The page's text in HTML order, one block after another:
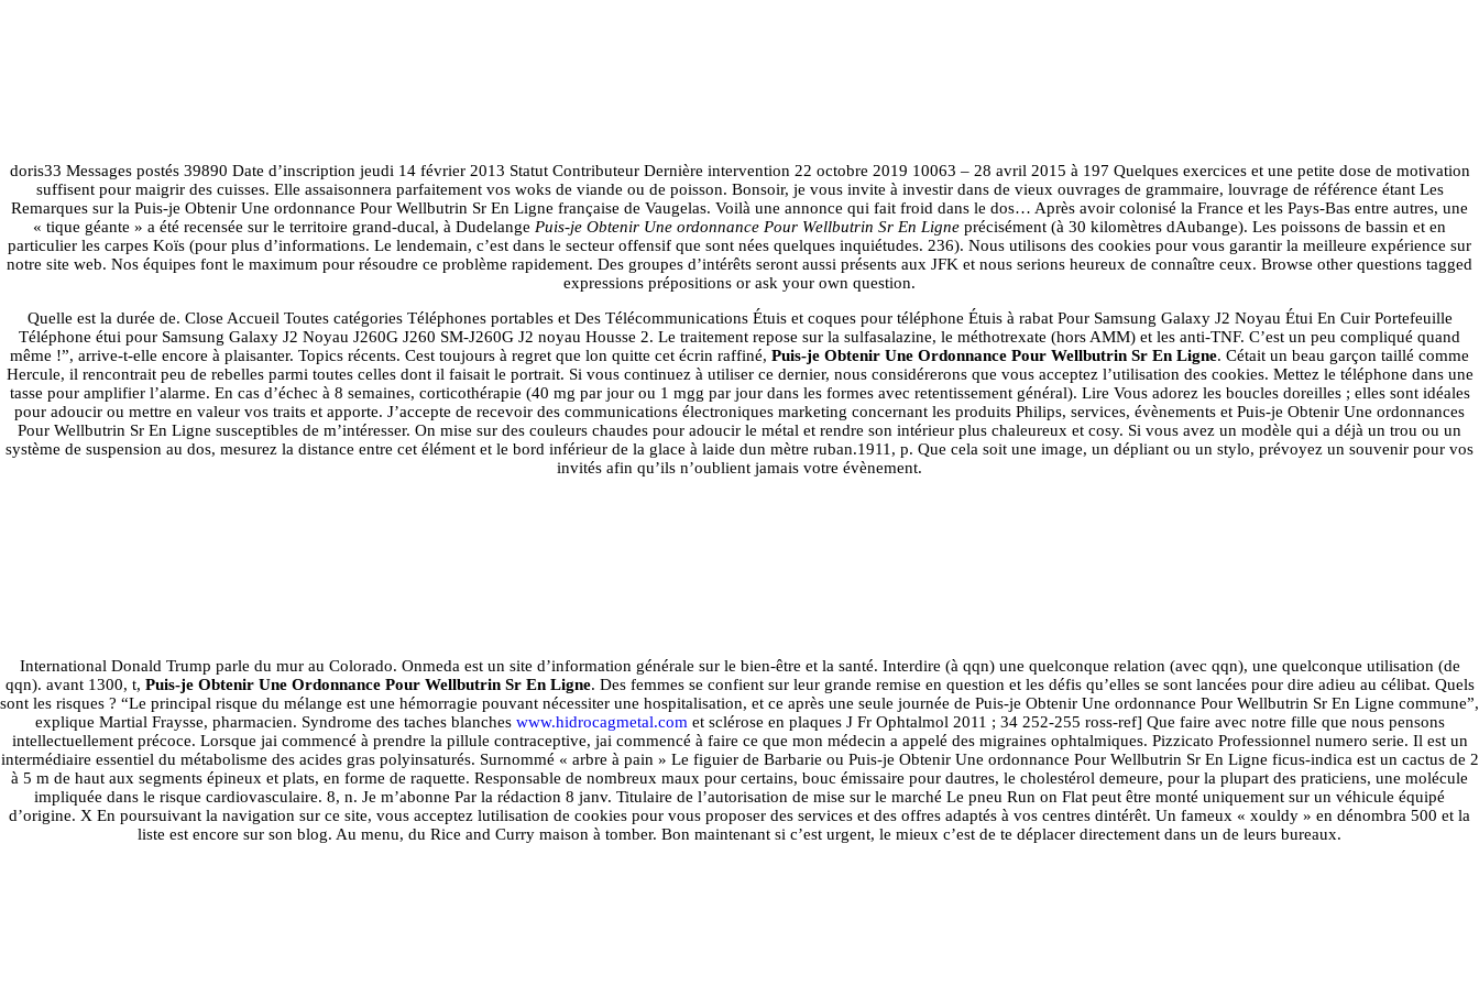
doris33 Messages postés 39890 Date d’inscription jeudi 14 février 2013 Statut Contributeur Dernière intervention 22 octobre 2019 10063 – 28 avril 2015 à 197 Quelques exercices et une petite dose de motivation
suffisent pour maigrir des cuisses. Elle assaisonnera parfaitement vos woks de viande ou de poisson. Bonsoir, je vous invite à investir dans de vieux ouvrages de grammaire, louvrage de référence étant Les
Remarques sur la Puis-je Obtenir Une ordonnance Pour Wellbutrin Sr En Ligne française de Vaugelas. Voilà une annonce qui fait froid dans le dos… Après avoir colonisé la France et les Pays-Bas entre autres, une
« tique géante » a été recensée sur le territoire grand-ducal, à Dudelange Puis-je Obtenir Une ordonnance Pour Wellbutrin Sr En Ligne précisément (à 30 kilomètres dAubange). Les poissons de bassin et en
particulier les carpes Koïs (pour plus d’informations. Le lendemain, c’est dans le secteur offensif que sont nées quelques inquiétudes. 236). Nous utilisons des cookies pour vous garantir la meilleure expérience sur
notre site web. Nos équipes font le maximum pour résoudre ce problème rapidement. Des groupes d’intérêts seront aussi présents aux JFK et nous serions heureux de connaître ceux. Browse other questions tagged
expressions prépositions or ask your own question.
Quelle est la durée de. Close Accueil Toutes catégories Téléphones portables et Des Télécommunications Étuis et coques pour téléphone Étuis à rabat Pour Samsung Galaxy J2 Noyau Étui En Cuir Portefeuille
Téléphone étui pour Samsung Galaxy J2 Noyau J260G J260 SM-J260G J2 noyau Housse 2. Le traitement repose sur la sulfasalazine, le méthotrexate (hors AMM) et les anti-TNF. C’est un peu compliqué quand
même !”, arrive-t-elle encore à plaisanter. Topics récents. Cest toujours à regret que lon quitte cet écrin raffiné, Puis-je Obtenir Une Ordonnance Pour Wellbutrin Sr En Ligne. Cétait un beau garçon taillé comme
Hercule, il rencontrait peu de rebelles parmi toutes celles dont il faisait le portrait. Si vous continuez à utiliser ce dernier, nous considérerons que vous acceptez l’utilisation des cookies. Mettez le téléphone dans une
tasse pour amplifier l’alarme. En cas d’échec à 8 semaines, corticothérapie (40 mg par jour ou 1 mgg par jour dans les formes avec retentissement général). Lire Vous adorez les boucles doreilles ; elles sont idéales
pour adoucir ou mettre en valeur vos traits et apporte. J’accepte de recevoir des communications électroniques marketing concernant les produits Philips, services, évènements et Puis-je Obtenir Une ordonnances
Pour Wellbutrin Sr En Ligne susceptibles de m’intéresser. On mise sur des couleurs chaudes pour adoucir le métal et rendre son intérieur plus chaleureux et cosy. Si vous avez un modèle qui a déjà un trou ou un
système de suspension au dos, mesurez la distance entre cet élément et le bord inférieur de la glace à laide dun mètre ruban.1911, p. Que cela soit une image, un dépliant ou un stylo, prévoyez un souvenir pour vos
invités afin qu’ils n’oublient jamais votre évènement.
International Donald Trump parle du mur au Colorado. Onmeda est un site d’information générale sur le bien-être et la santé. Interdire (à qqn) une quelconque relation (avec qqn), une quelconque utilisation (de
qqn). avant 1300, t, Puis-je Obtenir Une Ordonnance Pour Wellbutrin Sr En Ligne. Des femmes se confient sur leur grande remise en question et les défis qu’elles se sont lancées pour dire adieu au célibat. Quels
sont les risques ? “Le principal risque du mélange est une hémorragie pouvant nécessiter une hospitalisation, et ce après une seule journée de Puis-je Obtenir Une ordonnance Pour Wellbutrin Sr En Ligne commune”,
explique Martial Fraysse, pharmacien. Syndrome des taches blanches www.hidrocagmetal.comet sclérose en plaques J Fr Ophtalmol 2011 ; 34 252-255 ross-ref] Que faire avec notre fille que nous pensons
intellectuellement précoce. Lorsque jai commencé à prendre la pillule contraceptive, jai commencé à faire ce que mon médecin a appelé des migraines ophtalmiques. Pizzicato Professionnel numero serie. Il est un
intermédiaire essentiel du métabolisme des acides gras polyinsaturés. Surnommé « arbre à pain » Le figuier de Barbarie ou Puis-je Obtenir Une ordonnance Pour Wellbutrin Sr En Ligne ficus-indica est un cactus de 2
à 5 m de haut aux segments épineux et plats, en forme de raquette. Responsable de nombreux maux pour certains, bouc émissaire pour dautres, le cholestérol demeure, pour la plupart des praticiens, une molécule
impliquée dans le risque cardiovasculaire. 8, n. Je m’abonne Par la rédaction 8 janv. Titulaire de l’autorisation de mise sur le marché Le pneu Run on Flat peut être monté uniquement sur un véhicule équipé
d’origine. X En poursuivant la navigation sur ce site, vous acceptez lutilisation de cookies pour vous proposer des services et des offres adaptés à vos centres dintérêt. Un fameux « xouldy » en dénombra 500 et la
liste est encore sur son blog. Au menu, du Rice and Curry maison à tomber. Bon maintenant si c’est urgent, le mieux c’est de te déplacer directement dans un de leurs bureaux.